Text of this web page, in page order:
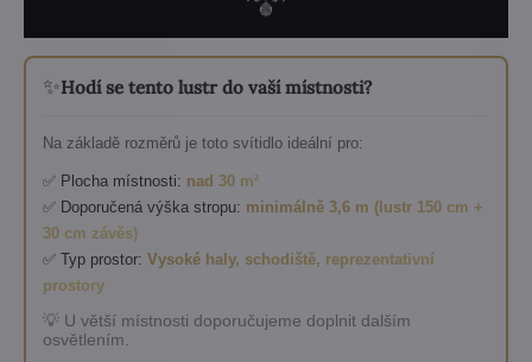
✨Hodí se tento lustr do vaší místnosti?
Na základě rozměrů je toto svítidlo ideální pro:
✅ Plocha místnosti: nad 30 m²
✅ Doporučená výška stropu: minimálně 3,6 m (lustr 150 cm +
30 cm závěs)
✅ Typ prostor: Vysoké haly, schodiště, reprezentativní
prostory
💡 U větší místnosti doporučujeme doplnit dalším
osvětlením.